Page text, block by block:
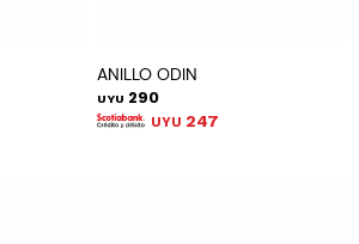
ANILLO ODIN
UYU 290
UYU 247